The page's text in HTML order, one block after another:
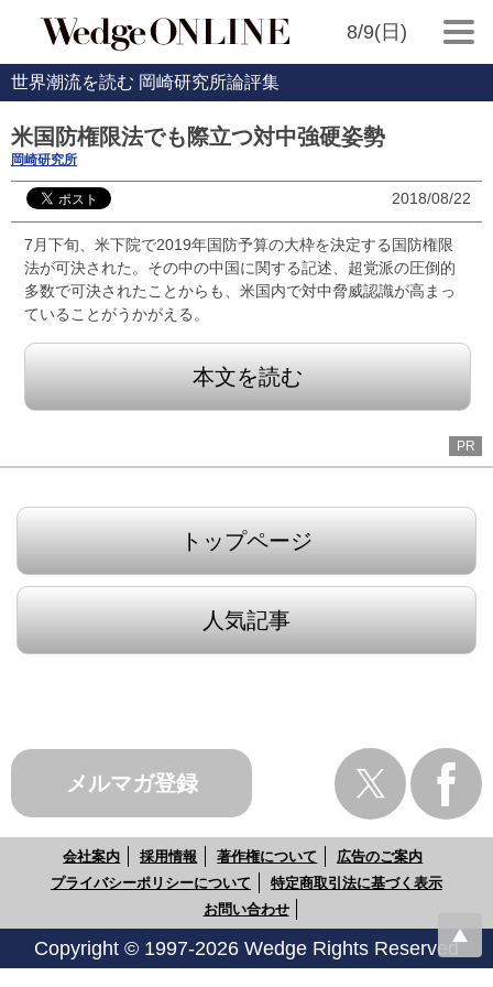
8/9(日)
世界潮流を読む 岡崎研究所論評集
米国防権限法でも際立つ対中強硬姿勢
岡崎研究所
2018/08/22
7月下旬、米下院で2019年国防予算の大枠を決定する国防権限
法が可決された。その中の中国に関する記述、超党派の圧倒的
多数で可決されたことからも、米国内で対中脅威認識が高まっ
ていることがうかがえる。
本文を読む
PR
トップページ
人気記事
メルマガ登録
会社案内 採用情報 著作権について
広告のご案内
プライバシーポリシーについて
特定商取引法に基づく表示
お問い合わせ
Copyright © 1997-2026 Wedge Rights Reserved